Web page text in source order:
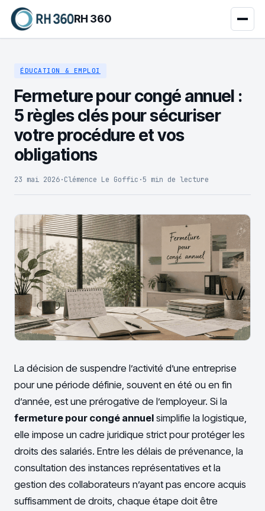
RH 360
ÉDUCATION & EMPLOI
Fermeture pour congé annuel :
5 règles clés pour sécuriser
votre procédure et vos
obligations
23 mai 2026·Clémence Le Goffic ·5 min de lecture
La décision de suspendre l’activité d’une entreprise
pour une période définie, souvent en été ou en fin
d’année, est une prérogative de l’employeur. Si la
fermeture pour congé annuel simplifie la logistique,
elle impose un cadre juridique strict pour protéger les
droits des salariés. Entre les délais de prévenance, la
consultation des instances représentatives et la
gestion des collaborateurs n’ayant pas encore acquis
suffisamment de droits, chaque étape doit être